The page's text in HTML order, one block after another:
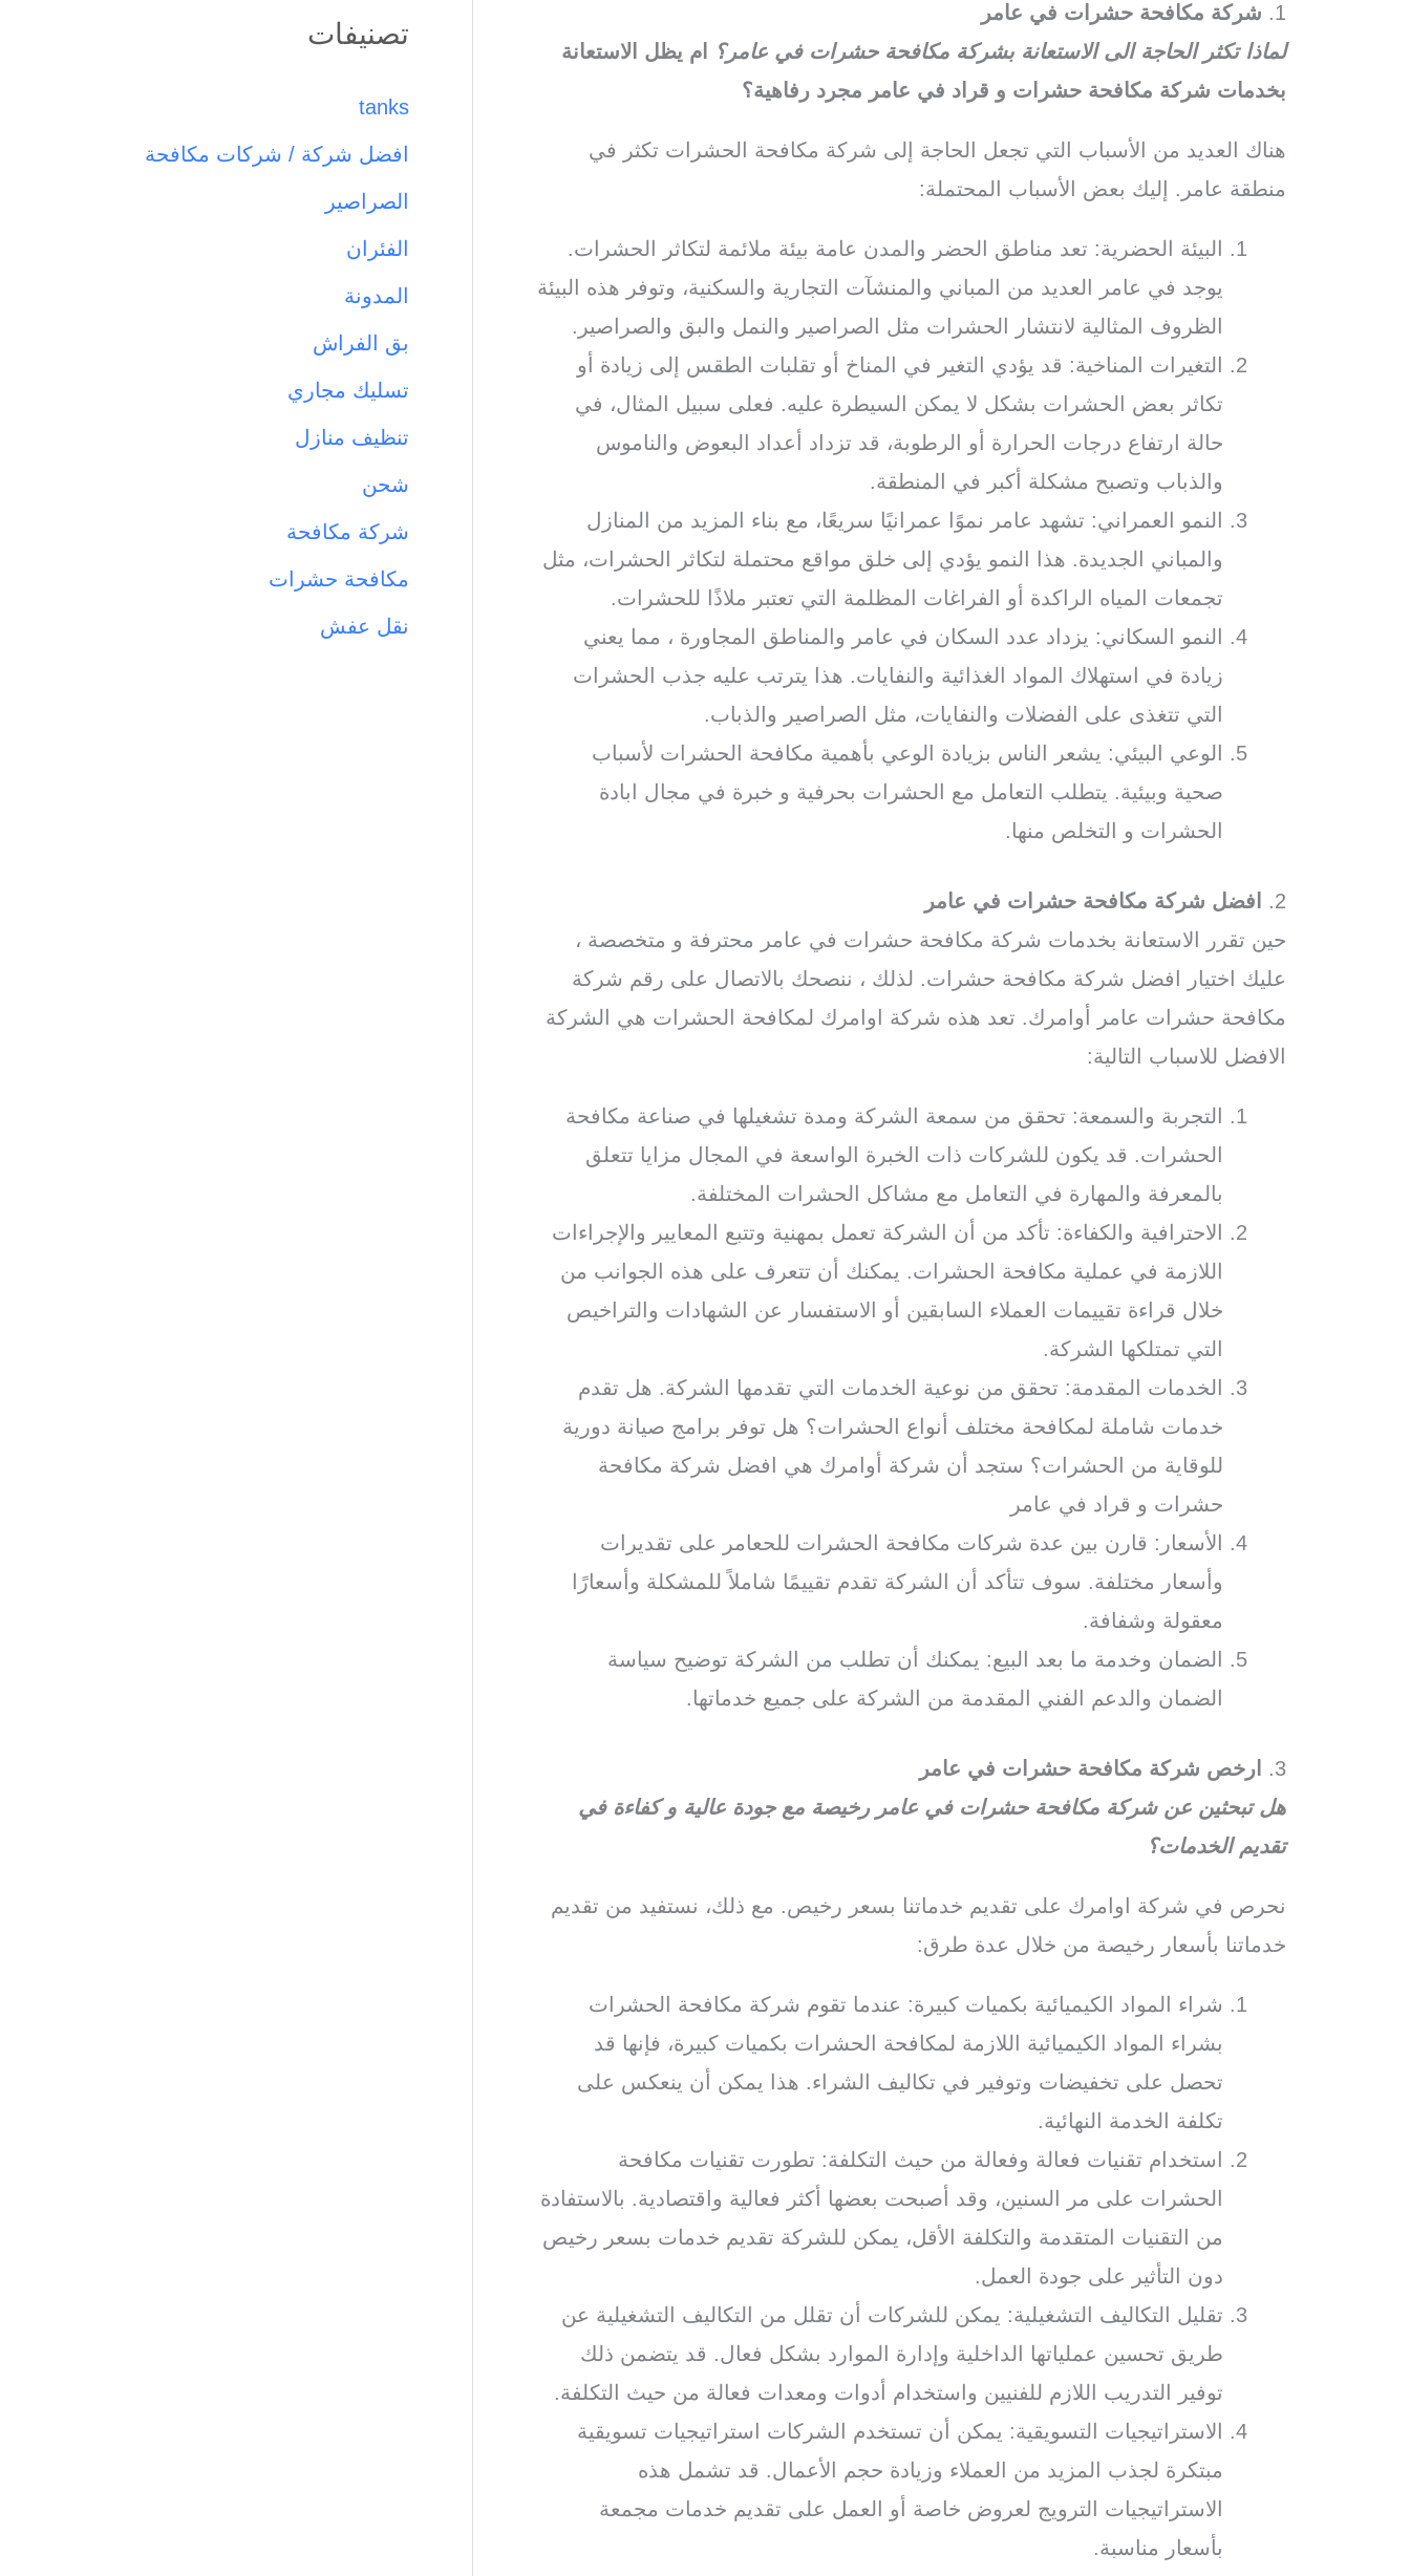
1.
شركة مكافحة حشرات في عامر
لماذا تكثر الحاجة الى الاستعانة بشركة مكافحة حشرات في عامر؟
ام يظل الاستعانة
بخدمات شركة مكافحة حشرات و قراد في عامر مجرد رفاهية؟
هناك العديد من الأسباب التي تجعل الحاجة إلى شركة مكافحة الحشرات تكثر في
منطقة عامر. إليك بعض الأسباب المحتملة:
البيئة الحضرية: تعد مناطق الحضر والمدن عامة بيئة ملائمة لتكاثر الحشرات.
يوجد في عامر العديد من المباني والمنشآت التجارية والسكنية، وتوفر هذه البيئة
الظروف المثالية لانتشار الحشرات مثل الصراصير والنمل والبق والصراصير.
التغيرات المناخية: قد يؤدي التغير في المناخ أو تقلبات الطقس إلى زيادة أو
تكاثر بعض الحشرات بشكل لا يمكن السيطرة عليه. فعلى سبيل المثال، في
حالة ارتفاع درجات الحرارة أو الرطوبة، قد تزداد أعداد البعوض والناموس
والذباب وتصبح مشكلة أكبر في المنطقة.
النمو العمراني: تشهد عامر نموًا عمرانيًا سريعًا، مع بناء المزيد من المنازل
والمباني الجديدة. هذا النمو يؤدي إلى خلق مواقع محتملة لتكاثر الحشرات، مثل
تجمعات المياه الراكدة أو الفراغات المظلمة التي تعتبر ملاذًا للحشرات.
النمو السكاني: يزداد عدد السكان في عامر والمناطق المجاورة ، مما يعني
زيادة في استهلاك المواد الغذائية والنفايات. هذا يترتب عليه جذب الحشرات
التي تتغذى على الفضلات والنفايات، مثل الصراصير والذباب.
الوعي البيئي: يشعر الناس بزيادة الوعي بأهمية مكافحة الحشرات لأسباب
صحية وبيئية. يتطلب التعامل مع الحشرات بحرفية و خبرة في مجال ابادة
الحشرات و التخلص منها.
2.
افضل شركة مكافحة حشرات في عامر
حين تقرر الاستعانة بخدمات شركة مكافحة حشرات في عامر محترفة و متخصصة ،
عليك اختيار افضل شركة مكافحة حشرات. لذلك ، ننصحك بالاتصال على رقم شركة
مكافحة حشرات عامر أوامرك. تعد هذه شركة اوامرك لمكافحة الحشرات هي الشركة
الافضل للاسباب التالية:
التجربة والسمعة: تحقق من سمعة الشركة ومدة تشغيلها في صناعة مكافحة
الحشرات. قد يكون للشركات ذات الخبرة الواسعة في المجال مزايا تتعلق
بالمعرفة والمهارة في التعامل مع مشاكل الحشرات المختلفة.
الاحترافية والكفاءة: تأكد من أن الشركة تعمل بمهنية وتتبع المعايير والإجراءات
اللازمة في عملية مكافحة الحشرات. يمكنك أن تتعرف على هذه الجوانب من
خلال قراءة تقييمات العملاء السابقين أو الاستفسار عن الشهادات والتراخيص
التي تمتلكها الشركة.
الخدمات المقدمة: تحقق من نوعية الخدمات التي تقدمها الشركة. هل تقدم
خدمات شاملة لمكافحة مختلف أنواع الحشرات؟ هل توفر برامج صيانة دورية
للوقاية من الحشرات؟ ستجد أن شركة أوامرك هي افضل شركة مكافحة
حشرات و قراد في عامر
الأسعار: قارن بين عدة شركات مكافحة الحشرات للحعامر على تقديرات
وأسعار مختلفة. سوف تتأكد أن الشركة تقدم تقييمًا شاملاً للمشكلة وأسعارًا
معقولة وشفافة.
الضمان وخدمة ما بعد البيع: يمكنك أن تطلب من الشركة توضيح سياسة
الضمان والدعم الفني المقدمة من الشركة على جميع خدماتها.
3.
ارخص شركة مكافحة حشرات في عامر
هل تبحثين عن شركة مكافحة حشرات في عامر رخيصة مع جودة عالية و كفاءة في
تقديم الخدمات؟
نحرص في شركة اوامرك على تقديم خدماتنا بسعر رخيص. مع ذلك، نستفيد من تقديم
خدماتنا بأسعار رخيصة من خلال عدة طرق:
شراء المواد الكيميائية بكميات كبيرة: عندما تقوم شركة مكافحة الحشرات
بشراء المواد الكيميائية اللازمة لمكافحة الحشرات بكميات كبيرة، فإنها قد
تحصل على تخفيضات وتوفير في تكاليف الشراء. هذا يمكن أن ينعكس على
تكلفة الخدمة النهائية.
استخدام تقنيات فعالة وفعالة من حيث التكلفة: تطورت تقنيات مكافحة
الحشرات على مر السنين، وقد أصبحت بعضها أكثر فعالية واقتصادية. بالاستفادة
من التقنيات المتقدمة والتكلفة الأقل، يمكن للشركة تقديم خدمات بسعر رخيص
دون التأثير على جودة العمل.
تقليل التكاليف التشغيلية: يمكن للشركات أن تقلل من التكاليف التشغيلية عن
طريق تحسين عملياتها الداخلية وإدارة الموارد بشكل فعال. قد يتضمن ذلك
توفير التدريب اللازم للفنيين واستخدام أدوات ومعدات فعالة من حيث التكلفة.
الاستراتيجيات التسويقية: يمكن أن تستخدم الشركات استراتيجيات تسويقية
مبتكرة لجذب المزيد من العملاء وزيادة حجم الأعمال. قد تشمل هذه
الاستراتيجيات الترويج لعروض خاصة أو العمل على تقديم خدمات مجمعة
بأسعار مناسبة.
تصنيفات
tanks
افضل شركة / شركات مكافحة
الصراصير
الفئران
المدونة
بق الفراش
تسليك مجاري
تنظيف منازل
شحن
شركة مكافحة
مكافحة حشرات
نقل عفش